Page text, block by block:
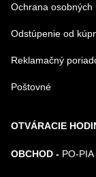
Ochrana osobných
Odstúpenie od
Reklamačný
Poštovné
OTVÁRACIE
OBCHOD - PO-